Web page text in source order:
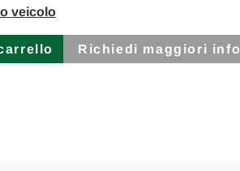
veicolo
Richiedi maggiori info